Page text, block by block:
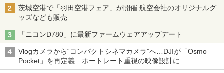
茨城空港で「羽田空港フェア」が開催 航空会社のオリジナルグ
ッズなども販売
「ニコンD780」に最新ファームウェアアップデート
Vlogカメラから“コンパクトシネマカメラ”へ…DJIが「Osmo
Pocket」を再定義 ポートレート重視の映像設計に